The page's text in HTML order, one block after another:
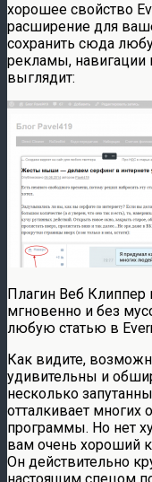
хорошее свойство
расширение для
сохранить сюда
рекламы, навигации
выглядит:
Плагин Веб Клиппер
мгновенно и без
любую статью в
Как видите,
удивительны и
несколько
отталкивает многих
программы. Но нет
вам очень хороший
Он действительно